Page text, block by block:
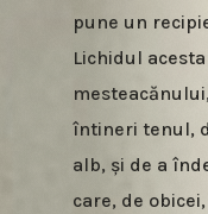
pune un
Lichidul
întineri tenul,
alb, și de a
care, de